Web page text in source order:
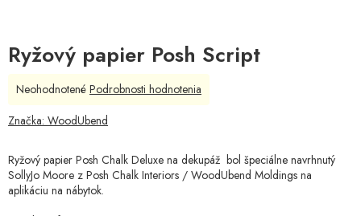
Ryžový papier Posh Script
Ryžový papier Posh Chalk Deluxe na dekupáž bol špeciálne navrhnutý
SollyJo Moore z Posh Chalk Interiors / WoodUbend Moldings na
aplikáciu na nábytok.
Priemerné
produktu
z
5
hviezdičiek.
Neohodnotené Podrobnosti hodnotenia
Značka: WoodUbend